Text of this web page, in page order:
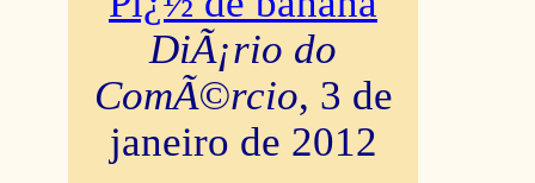
DiÃ¡rio do
ComÃ©rcio, 3 de
janeiro de 2012